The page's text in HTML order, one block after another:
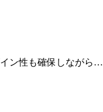
ン性も確保しながら…